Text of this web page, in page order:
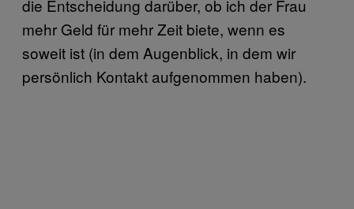
die Entscheidung darüber, ob ich der Frau
mehr Geld für mehr Zeit biete, wenn es
soweit ist (in dem Augenblick, in dem wir
persönlich Kontakt aufgenommen haben).